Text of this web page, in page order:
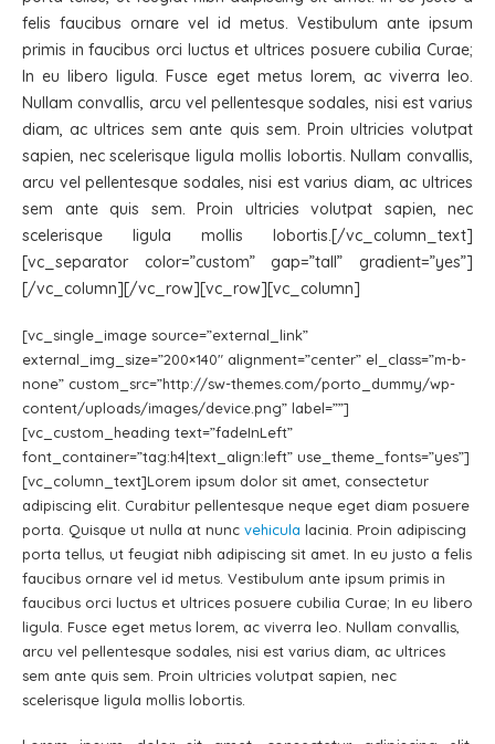
felis faucibus ornare vel id metus. Vestibulum ante ipsum
primis in faucibus orci luctus et ultrices posuere cubilia Curae;
In eu libero ligula. Fusce eget metus lorem, ac viverra leo.
Nullam convallis, arcu vel pellentesque sodales, nisi est varius
diam, ac ultrices sem ante quis sem. Proin ultricies volutpat
sapien, nec scelerisque ligula mollis lobortis. Nullam convallis,
arcu vel pellentesque sodales, nisi est varius diam, ac ultrices
sem ante quis sem. Proin ultricies volutpat sapien, nec
scelerisque ligula mollis lobortis.[/vc_column_text]
[vc_separator color=”custom” gap=”tall” gradient=”yes”]
[/vc_column][/vc_row][vc_row][vc_column]
[vc_single_image source=”external_link”
external_img_size=”200×140″ alignment=”center” el_class=”m-b-
none” custom_src=”http://sw-themes.com/porto_dummy/wp-
content/uploads/images/device.png” label=””]
[vc_custom_heading text=”fadeInLeft”
font_container=”tag:h4|text_align:left” use_theme_fonts=”yes”]
[vc_column_text]Lorem ipsum dolor sit amet, consectetur
adipiscing elit. Curabitur pellentesque neque eget diam posuere
porta. Quisque ut nulla at nunc vehicula lacinia. Proin adipiscing
porta tellus, ut feugiat nibh adipiscing sit amet. In eu justo a felis
faucibus ornare vel id metus. Vestibulum ante ipsum primis in
faucibus orci luctus et ultrices posuere cubilia Curae; In eu libero
ligula. Fusce eget metus lorem, ac viverra leo. Nullam convallis,
arcu vel pellentesque sodales, nisi est varius diam, ac ultrices
sem ante quis sem. Proin ultricies volutpat sapien, nec
scelerisque ligula mollis lobortis.